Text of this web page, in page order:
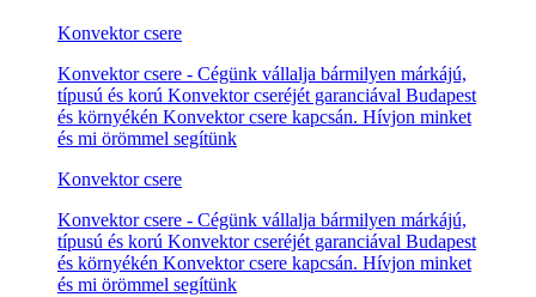
Konvektor csere
Konvektor csere - Cégünk vállalja bármilyen márkájú,
típusú és korú Konvektor cseréjét garanciával Budapest
és környékén Konvektor csere kapcsán. Hívjon minket
és mi örömmel segítünk
Konvektor csere
Konvektor csere - Cégünk vállalja bármilyen márkájú,
típusú és korú Konvektor cseréjét garanciával Budapest
és környékén Konvektor csere kapcsán. Hívjon minket
és mi örömmel segítünk